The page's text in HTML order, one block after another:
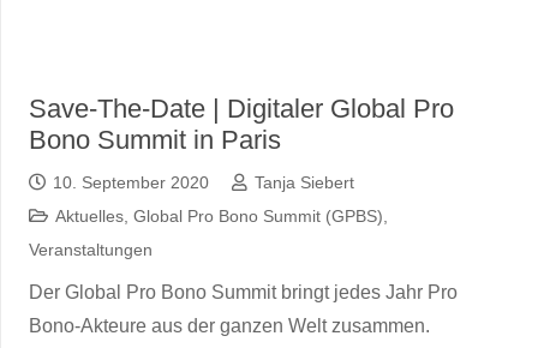
Save-The-Date | Digitaler Global Pro
Bono Summit in Paris
10. September 2020
Tanja Siebert
Aktuelles, Global Pro Bono Summit (GPBS)
Veranstaltungen
Der Global Pro Bono Summit bringt jedes Jahr Pro
Bono-Akteure aus der ganzen Welt zusammen.